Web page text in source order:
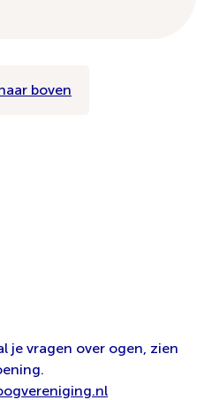
boven
je vragen over ogen, zien